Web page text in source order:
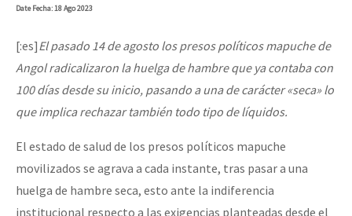
DateFecha: 18 Ago 2023
[:es]El pasado 14 de agosto los presos políticos mapuche de
Angol radicalizaron la huelga de hambre que ya contaba con
100 días desde su inicio, pasando a una de carácter «seca» lo
que implica rechazar también todo tipo de líquidos.
El estado de salud de los presos políticos mapuche
movilizados se agrava a cada instante, tras pasar a una
huelga de hambre seca, esto ante la indiferencia
institucional respecto a las exigencias planteadas desde el